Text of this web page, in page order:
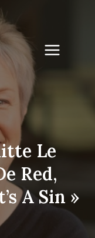
Le
Red,
A Sin »